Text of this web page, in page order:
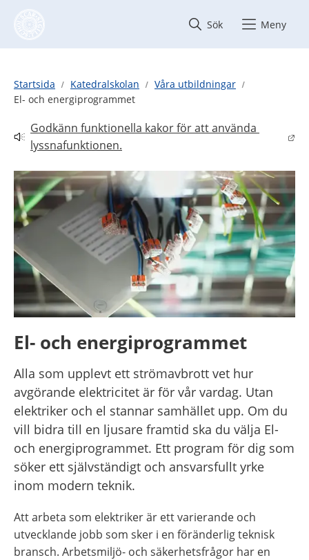
Hoppa till innehåll
Sök
Meny
Startsida Katedralskolan
Våra utbildningar
El- och energiprogrammet
Godkänn funktionella kakor för att använda
lyssnafunktionen.
Länk till annan webbplats.
El- och energiprogrammet
Alla som upplevt ett strömavbrott vet hur
avgörande elektricitet är för vår vardag. Utan
elektriker och el stannar samhället upp. Om du
vill bidra till en ljusare framtid ska du välja El-
och energiprogrammet. Ett program för dig som
söker ett självständigt och ansvarsfullt yrke
inom modern teknik.
Att arbeta som elektriker är ett varie­rande och
utvecklande jobb som sker i en föränderlig teknisk
bransch. Arbetsmiljö- och säkerhetsfrågor har en